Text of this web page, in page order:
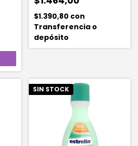
$1.390,80 con
Transferencia o
depósito
SIN STOCK